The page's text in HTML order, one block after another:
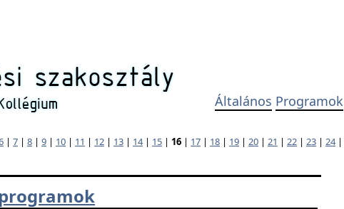
Általános Programok
| 7 | 8 | 9 | 10 | 11 | 12 | 13 | 14| 15 | 16 | 17 | 18 | 19 | 20 | 21 | 22 | 23 | 24|